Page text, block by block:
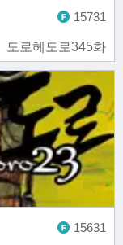
도로헤도로345화
15731
15631